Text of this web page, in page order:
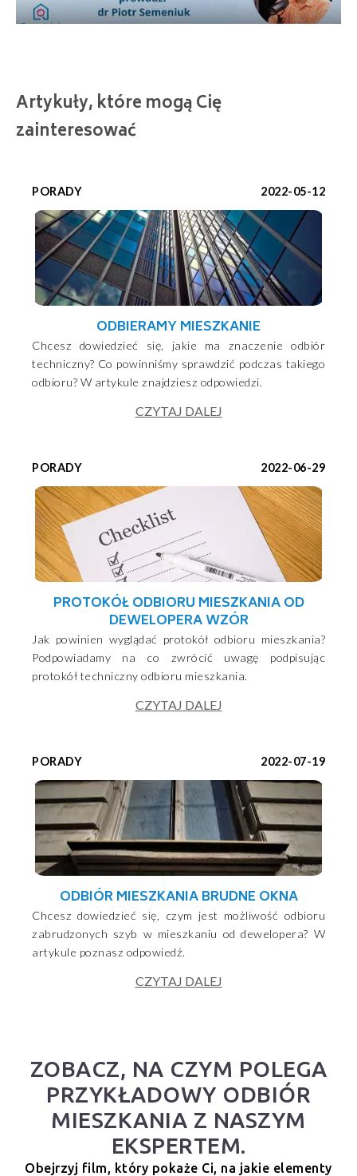
Artykuły, które mogą Cię
zainteresować
PORADY 2022-05-12
ODBIERAMY MIESZKANIE
Chcesz dowiedzieć się, jakie ma znaczenie odbiór
techniczny? Co powinniśmy sprawdzić podczas takiego
odbioru? W artykule znajdziesz odpowiedzi.
CZYTAJ DALEJ
PORADY 2022-06-29
PROTOKÓŁ ODBIORU MIESZKANIA OD
DEWELOPERA WZÓR
Jak powinien wyglądać protokół odbioru mieszkania?
Podpowiadamy na co zwrócić uwagę podpisując
protokół techniczny odbioru mieszkania.
CZYTAJ DALEJ
PORADY 2022-07-19
ODBIÓR MIESZKANIA BRUDNE OKNA
Chcesz dowiedzieć się, czym jest możliwość odbioru
zabrudzonych szyb w mieszkaniu od dewelopera? W
artykule poznasz odpowiedź.
CZYTAJ DALEJ
ZOBACZ, NA CZYM POLEGA
PRZYKŁADOWY ODBIÓR
MIESZKANIA Z NASZYM
EKSPERTEM.
Obejrzyj film, który pokaże Ci, na jakie elementy